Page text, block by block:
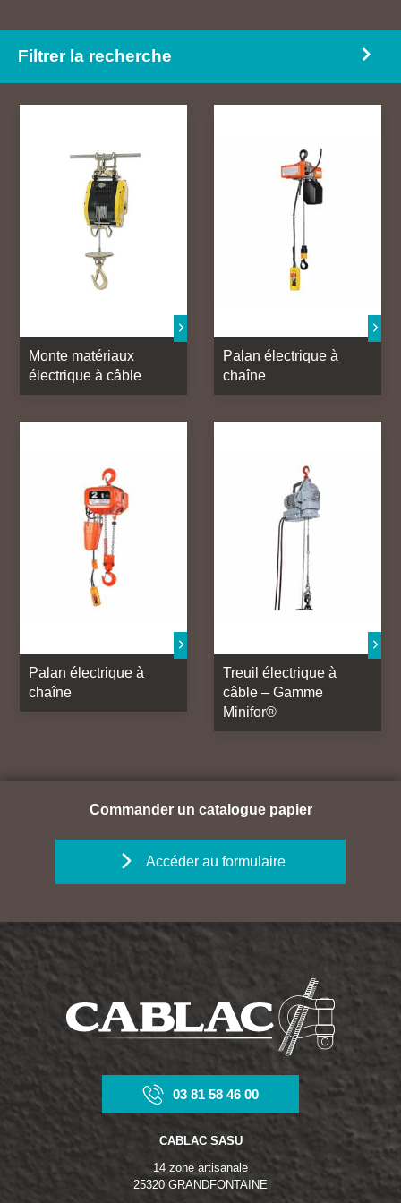
Manutention par engin
Treuils hydrauliques
Filtrer la recherche
Monte matériaux
électrique à câble
Palan électrique à
chaîne
Palan électrique à
chaîne
Treuil électrique à
câble – Gamme
Minifor®
Commander un catalogue papier
Accéder au formulaire
03 81 58 46 00
CABLAC SASU
14 zone artisanale
25320 GRANDFONTAINE